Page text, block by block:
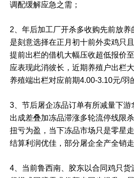
调配缓解应急之需；
2、年后加工厂开杀多收购先前放
是刻意选择在正月初十前外卖鸡只
提前出栏的借机大幅压收超低报价
应表现此消彼长，近期养殖户出栏
养殖端出栏对应前期4.00-3.10元/羽
3、节后屠企冻品订单有所减量下
出成差叠加冻品滞涨多轮流停线限
扭亏为盈，当下冻品市场只是零星
结算利润优佳，部分屠企全产全销
4、当前鲁西南、胶东以合同鸡只